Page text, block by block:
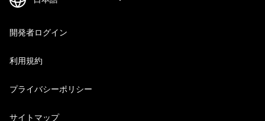
開発者ログイン
利用規約
プライバシーポリシー
サイトマップ